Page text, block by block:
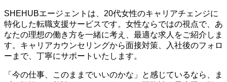
SHEHUBエージェントは、20代女性のキャリアチェンジに
特化した転職支援サービスです。女性ならではの視点で、あ
なたの理想の働き方を一緒に考え、最適な求人をご紹介しま
す。キャリアカウンセリングから面接対策、入社後のフォロ
ーまで、丁寧にサポートいたします。
「今の仕事、このままでいいのかな」と感じているなら、ま